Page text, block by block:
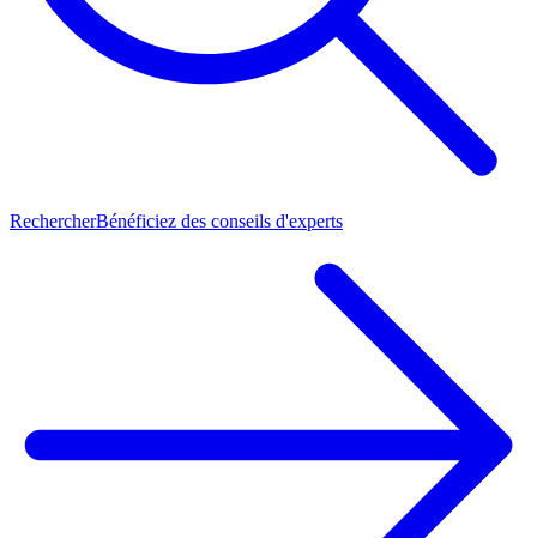
RechercherBénéficiez des conseils d'experts